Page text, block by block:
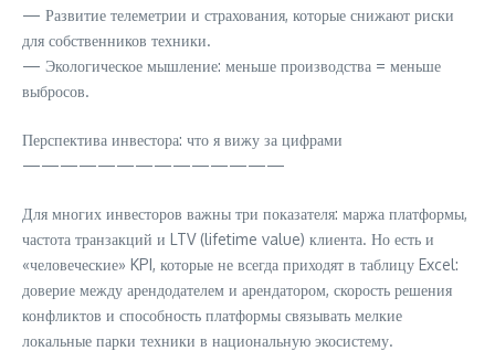
— Развитие телеметрии и страхования, которые снижают риски
для собственников техники.
— Экологическое мышление: меньше производства = меньше
выбросов.
Перспектива инвестора: что я вижу за цифрами
——————————————
Для многих инвесторов важны три показателя: маржа платформы,
частота транзакций и LTV (lifetime value) клиента. Но есть и
«человеческие» KPI, которые не всегда приходят в таблицу Excel:
доверие между арендодателем и арендатором, скорость решения
конфликтов и способность платформы связывать мелкие
локальные парки техники в национальную экосистему.